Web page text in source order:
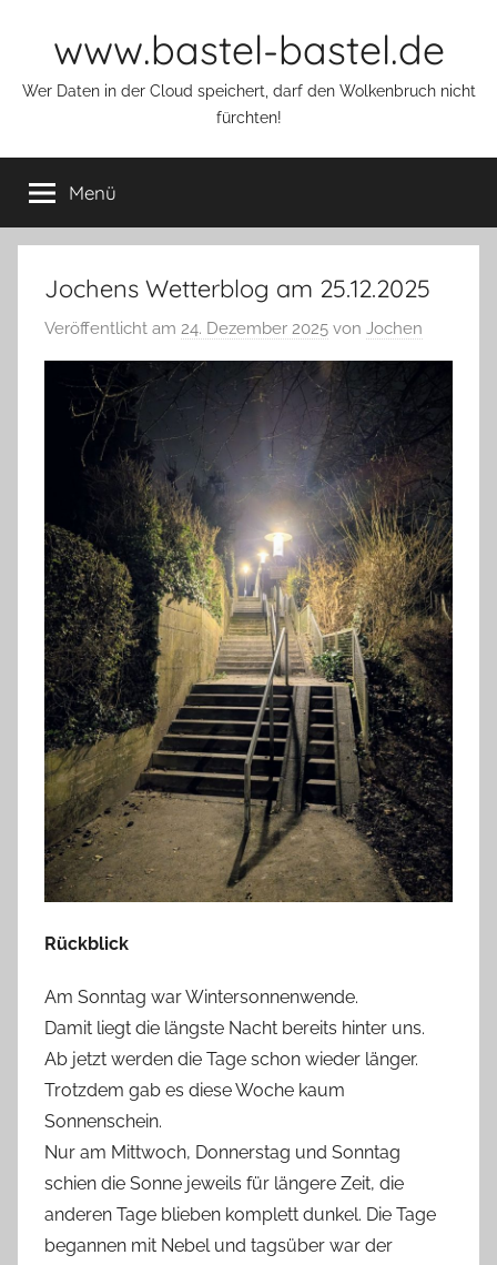
www.bastel-bastel.de
Wer Daten in der Cloud speichert, darf den Wolkenbruch nicht
fürchten!
Menü
Jochens Wetterblog am 25.12.2025
Veröffentlicht am 24. Dezember 2025 von Jochen
Rückblick
Am Sonntag war Wintersonnenwende.
Damit liegt die längste Nacht bereits hinter uns.
Ab jetzt werden die Tage schon wieder länger.
Trotzdem gab es diese Woche kaum
Sonnenschein.
Nur am Mittwoch, Donnerstag und Sonntag
schien die Sonne jeweils für längere Zeit, die
anderen Tage blieben komplett dunkel. Die Tage
begannen mit Nebel und tagsüber war der